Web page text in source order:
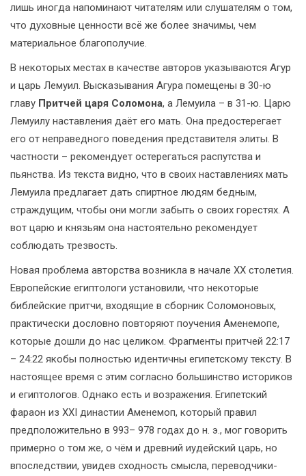
лишь иногда напоминают читателям или слушателям о том,
что духовные ценности всё же более значимы, чем
материальное благополучие.
В некоторых местах в качестве авторов указываются Агур
и царь Лемуил. Высказывания Агура помещены в 30-ю
главу Притчей царя Соломона, а Лемуила – в 31-ю. Царю
Лемуилу наставления даёт его мать. Она предостерегает
его от неправедного поведения представителя элиты. В
частности – рекомендует остерегаться распутства и
пьянства. Из текста видно, что в своих наставлениях мать
Лемуила предлагает дать спиртное людям бедным,
страждущим, чтобы они могли забыть о своих горестях. А
вот царю и князьям она настоятельно рекомендует
соблюдать трезвость.
Новая проблема авторства возникла в начале XX столетия.
Европейские египтологи установили, что некоторые
библейские притчи, входящие в сборник Соломоновых,
практически дословно повторяют поучения Аменемопе,
которые дошли до нас целиком. Фрагменты притчей 22:17
– 24:22 якобы полностью идентичны египетскому тексту. В
настоящее время с этим согласно большинство историков
и египтологов. Однако есть и возражения. Египетский
фараон из XXI династии Аменемоп, который правил
предположительно в 993– 978 годах до н. э., мог говорить
примерно о том же, о чём и древний иудейский царь, но
впоследствии, увидев сходность смысла, переводчики-